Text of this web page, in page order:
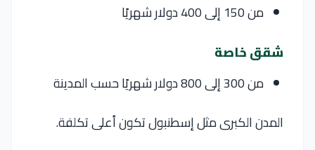
من 150 إلى 400 دولار شهريًا
شقق خاصة
من 300 إلى 800 دولار شهريًا حسب المدينة
المدن الكبرى مثلإسطنبولتكون أعلى تكلفة.